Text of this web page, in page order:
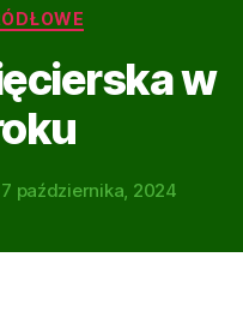
w
października, 2024